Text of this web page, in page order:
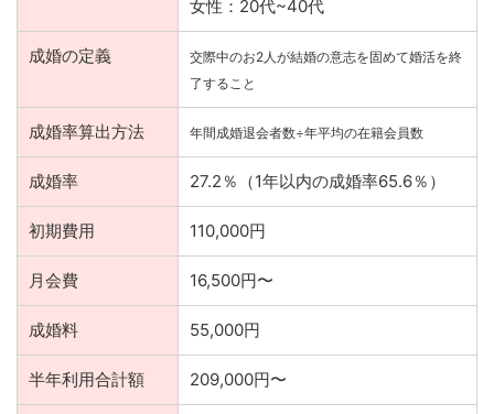
女性：20代~40代
成婚の定義
交際中のお2人が結婚の意志を固めて婚活を終
了すること
成婚率算出方法 年間成婚退会者数÷年平均の在籍会員数
成婚率 27.2％（1年以内の成婚率65.6％）
初期費用 110,000円
月会費 16,500円〜
成婚料 55,000円
半年利用合計額 209,000円〜